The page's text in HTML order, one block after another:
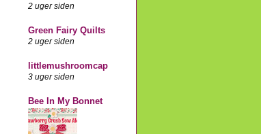
2 uger siden
Green Fairy Quilts
2 uger siden
littlemushroomcap
3 uger siden
Bee In My Bonnet